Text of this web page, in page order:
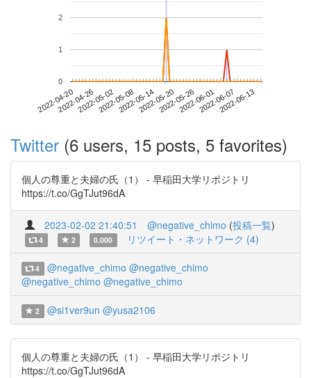
2022-04-202022-04-262022-05-022022-05-082022-05-142022-05-202022-05-262022-06-012022-06-072022-06-13
0
1
2
Twitter (6 users, 15 posts, 5 favorites)
個人の尊重と夫婦の氏（1） - 早稲田大学リポジトリ
https://t.co/GgTJut96dA
2023-02-02 21:40:51 @negative_chimo (投稿一覧)
4 2 0.000 リツイート・ネットワーク (4)
4 @negative_chimo @negative_chimo
@negative_chimo @negative_chimo
2 @si1ver9un @yusa2106
個人の尊重と夫婦の氏（1） - 早稲田大学リポジトリ
https://t.co/GgTJut96dA